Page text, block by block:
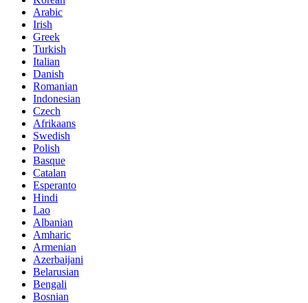
Arabic
Irish
Greek
Turkish
Italian
Danish
Romanian
Indonesian
Czech
Afrikaans
Swedish
Polish
Basque
Catalan
Esperanto
Hindi
Lao
Albanian
Amharic
Armenian
Azerbaijani
Belarusian
Bengali
Bosnian